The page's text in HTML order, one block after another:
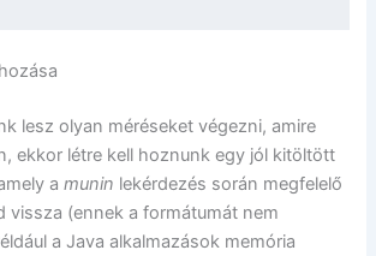
lesz olyan méréseket végezni, amire
ekkor létre kell hoznunk egy jól kitöltött
amunin lekérdezés során megfelelő
vissza (ennek a formátumát nem
a Java alkalmazások memória